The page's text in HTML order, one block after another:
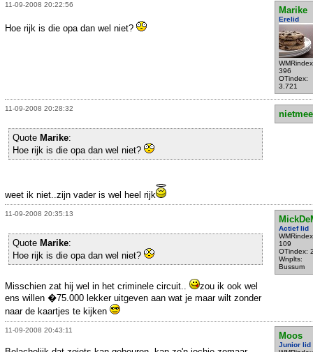
11-09-2008 20:22:56
Marike
Erelid
396
OTindex:
3.721
Hoe rijk is die opa dan wel niet?
11-09-2008 20:28:32
Quote Marike:
Hoe rijk is die opa dan wel niet?
weet ik niet..zijn vader is wel heel rijk
11-09-2008 20:35:13
Actief lid
109
OTindex:
Wnplts:
Bussum
Quote Marike:
Hoe rijk is die opa dan wel niet?
Misschien zat hij wel in het criminele circuit..
zou ik ook wel
ens willen �75.000 lekker uitgeven aan wat je maar wilt zonder
naar de kaartjes te kijken
11-09-2008 20:43:11
Moos
Junior lid